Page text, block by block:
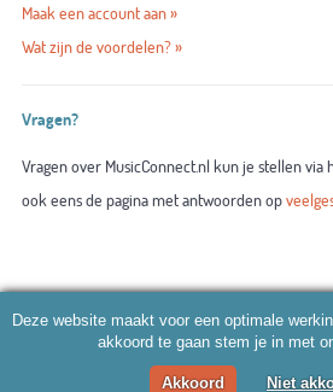
Maak een account aan »
Wat zijn de voordelen? »
Vragen?
Vragen over MusicConnect.nl kun je stellen via
ook eens de pagina met antwoorden op
Deze website maakt voor een optimale
akkoord te gaan stem je in met
Akkoord Niet